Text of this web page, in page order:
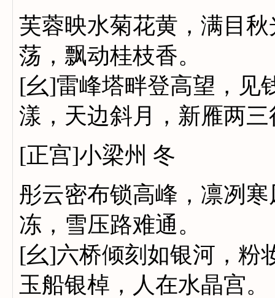
芙蓉映水菊花黄，满目
荡，飘动桂枝香。
[幺]雷峰塔畔登高望，见
漾，天边斜月，新雁两三
[正宫]小梁州 冬
彤云密布锁高峰，凛冽
冻，雪压路难通。
[幺]六桥倾刻如银河，粉
玉船银棹，人在水晶宫。